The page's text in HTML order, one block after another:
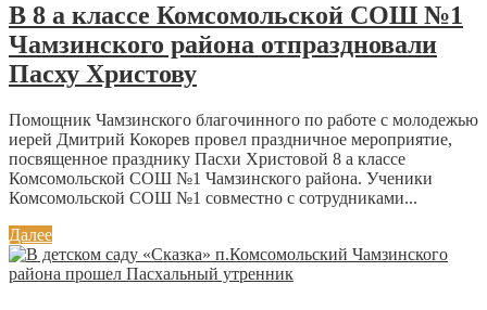
В 8 а классе Комсомольской СОШ №1
Чамзинского района отпраздновали
Пасху Христову
Помощник Чамзинского благочинного по работе с молодежью
иерей Дмитрий Кокорев провел праздничное мероприятие,
посвященное празднику Пасхи Христовой 8 а классе
Комсомольской СОШ №1 Чамзинского района. Ученики
Комсомольской СОШ №1 совместно с сотрудниками...
Далее